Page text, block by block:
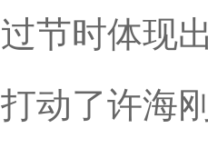
过节时体现
打动了许海